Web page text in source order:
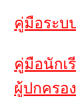
คู่มือระบ
คู่มือนักเ
ผู้ปกครอ